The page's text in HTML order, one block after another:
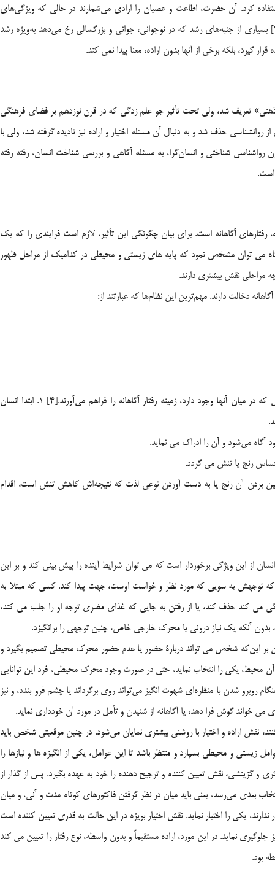
كرد. آن حضرت، اطاعت و عصيان را ارادي مي‌شمارند در حالي كه ويژگي‌هاي
بيولوژيك و فيزيولوژيك را از قلمرو اختيار خارج مي‌كنند.[3] بسياري از جنبه‌هاي رشد كه در نوجواني، جواني و بزرگسالي رخ مي‌دهد به‌ويژه رشد
گيرد، بلكه برخي از آنها بدون اراده، معنا پيدا نمي كند.
تعريف شد، ولي تحت تأثير جو علم زدگي كه در قرن نوزدهم بر فضاي فرهنگي
حذف شد و به دنبال آن مسئله اختيار و اراده نيز ناديده گرفته شد، ولي با
رواشناسي شناختي و انسان‌گرا، به مسئله آگاهي و بررسي شناخت انسان، رفته رفته
است.
رفتارهاي آگاهانه است. براي بيان چگونگي اين تأثير، لازم است فرايندي را كه يك
آنگاه مي توان مشخص نمود كه پايه هاي زيستي و محيطي در كداميك از مراحل ظهور
مراحلي نقش بيشتري دارند.
دخالت دارند. مهم‌ترين اين نظام‌ها كه عبارتند از:
اینها همزمان با تعاملي كه با يكديگر دارند و تأثير و تأثراتي كه در ميان آنها وجود دارد، زمينه رفتار آگاهانه را فراهم مي‌آورند.[4] 1. ابتدا انسان
بين بردن آن رنج يا به دست آوردن نوعي لذت كه نتيجه‌اش كاهش تنش است، اقدام
از اين ويژگي برخوردار است كه مي توان شرايط آينده را پيش بيني كند و بر اين
توجهش به سويي كه مورد نظر و خواست اوست، جهت پيدا كند. كسي كه مبتلا به
مي كند حذف كند، يا از رفتن به جايي كه غذاي مضري توجه او را جلب مي كند،
بدون آنكه يك نياز دروني يا محرك خارجي خاص، چنين توجهي را برانگيزد.
بر اين‌كه شخص مي تواند دربارة حضور يا عدم حضور محرك محيطي تصميم بگيرد و
محيط، يكي را انتخاب نمايد، حتي در صورت وجود محرك محيطي، فرد اين توانايي
روبرو شدن با منظره‌اي شهوت انگيز مي‌تواند روي برگرداند يا چشم فرو بندد، و نيز
مي خواند گوش فرا دهد، يا آگاهانه از شنيدن و تأمل در مورد آن خودداري نمايد.
كنند، نقش اراده و اختيار با روشني بيشتري نمايان مي‌شود. در چنين موقعيتي شخص بايد
زيستي و محيطي بسپارد و متنظر باشد تا اين عوامل، يكي از انگيزه ها و نيازها را
و گزينشي، نقش تعيين كننده و ترجيح دهنده را خود به عهده بگيرد. پس از گذار از
بعدي مي‌رسد، يعني بايد ميان در نظر گرفتن فاكتورهاي كوتاه مدت و آني، و ميان
يكي را اختيار نمايد. نقش اختيار بويژه در اين حالت به قدري تعيين كننده است
نمايد. در اين مورد، اراده مستقيماً و بدون واسطه، نوع رفتار را تعيين مي كند
بود.